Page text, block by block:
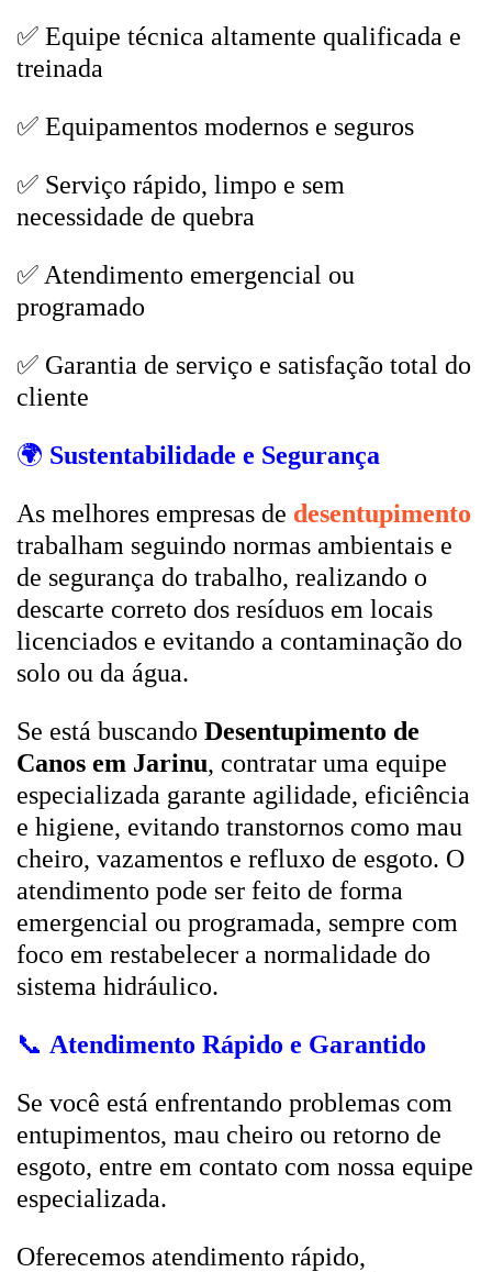
✅ Equipe técnica altamente qualificada e
treinada
✅ Equipamentos modernos e seguros
✅ Serviço rápido, limpo e sem
necessidade de quebra
✅ Atendimento emergencial ou
programado
✅ Garantia de serviço e satisfação total do
cliente
🌍 Sustentabilidade e Segurança
As melhores empresas de desentupimento
trabalham seguindo normas ambientais e
de segurança do trabalho, realizando o
descarte correto dos resíduos em locais
licenciados e evitando a contaminação do
solo ou da água.
Se está buscando Desentupimento de
Canos em Jarinu, contratar uma equipe
especializada garante agilidade, eficiência
e higiene, evitando transtornos como mau
cheiro, vazamentos e refluxo de esgoto. O
atendimento pode ser feito de forma
emergencial ou programada, sempre com
foco em restabelecer a normalidade do
sistema hidráulico.
📞 Atendimento Rápido e Garantido
Se você está enfrentando problemas com
entupimentos, mau cheiro ou retorno de
esgoto, entre em contato com nossa equipe
especializada.
Oferecemos atendimento rápido,